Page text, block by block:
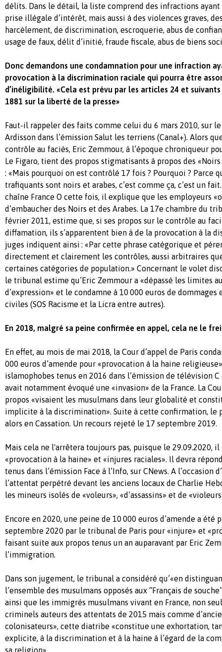
délits. Dans le détail, la liste comprend des infractions
prise illégale d’intérêt, mais aussi à des violences graves,
harcèlement, de discrimination, escroquerie, abus de
usage de faux, délit d’initié, fraude fiscale, abus de biens
Donc demandons une condamnation pour une infraction
provocation à la discrimination raciale qui pourra être
d’inéligibilité. «Cela est prévu par les articles 24 et
1881 sur la liberté de la presse»
Faut-il rappeler des faits comme celui du 6 mars 2010, sur
Ardisson dans l’émission Salut les terriens (Canal+). Alors
contrôle au faciès, Eric Zemmour, à l’époque chroniqueur
Le Figaro, tient des propos stigmatisants à propos des
: «Mais pourquoi on est contrôlé 17 fois ? Pourquoi ? Parce
trafiquants sont noirs et arabes, c’est comme ça, c’est un
chaîne France O cette fois, il explique que les employeurs
d’embaucher des Noirs et des Arabes. La 17e chambre du
février 2011, estime que, si ses propos sur le contrôle au
diffamation, ils s’apparentent bien à de la provocation à la
juges indiquent ainsi : «Par cette phrase catégorique et
directement et clairement les contrôles, aussi arbitraires
certaines catégories de population.» Concernant le volet
le tribunal estime qu’Eric Zemmour a «dépassé les limites
d’expression» et le condamne à 10 000 euros de
civiles (SOS Racisme et la Licra entre autres).
En 2018, malgré sa peine confirmée en appel, cela ne le
En effet, au mois de mai 2018, la Cour d’appel de Paris
000 euros d’amende pour «provocation à la haine
islamophobes tenus en 2016 dans l’émission de télévision C
avait notamment évoqué une «invasion» de la France. La
propos «visaient les musulmans dans leur globalité et
implicite à la discrimination». Suite à cette confirmation, le
alors en Cassation. Un recours rejeté le 17 septembre 2019.
Mais cela ne l'arrêtera toujours pas, puisque le 29.09.2020,
«provocation à la haine» et «injures raciales». Il devra
tenus dans l’émission Face à l’Info, sur CNews. A l’occasion
l’attentat perpétré devant les anciens locaux de Charlie
les mineurs isolés de «voleurs», «d’assassins» et de
Encore en 2020, une peine de 10 000 euros d’amende a été
septembre 2020 par le tribunal de Paris pour «injure» et
faisant suite aux propos tenus un an auparavant par Eric
l’immigration.
Dans son jugement, le tribunal a considéré qu’«en
l’ensemble des musulmans opposés aux “Français de
ainsi que les immigrés musulmans vivant en France, non
criminels auteurs des attentats de 2015 mais comme
colonisateurs», cette diatribe «constitue une exhortation,
explicite, à la discrimination et à la haine à l’égard de la
sa religion».